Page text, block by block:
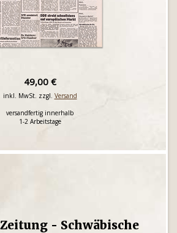
49,00 €
inkl. MwSt. zzgl. Versand
versandfertig innerhalb
1-2 Arbeitstage
- Schwäbische